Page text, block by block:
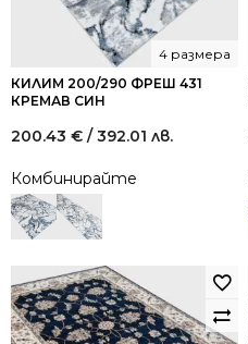
КИЛИМ 200/290 ФРЕШ 431
КРЕМАВ СИН
4 размера
200.43 € / 392.01 лв.
Комбинирайте